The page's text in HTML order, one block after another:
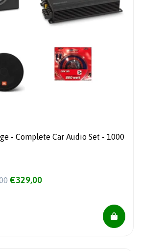
- Complete Car Audio Set - 1000
€329,00